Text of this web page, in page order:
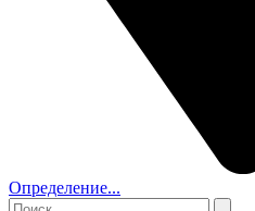
Определение...
Поиск